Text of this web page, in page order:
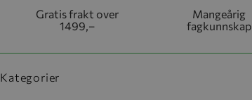
Gratis frakt over
1499,–
Mangeårig
fagkunnskap
Kategorier